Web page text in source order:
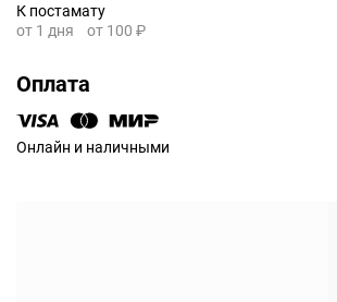
К постамату
от 1 дня
от 100 ₽
Оплата
Онлайн и наличными